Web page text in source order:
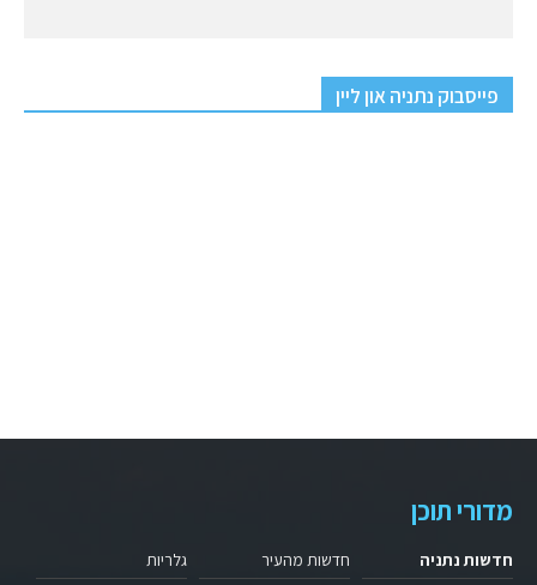
פייסבוק נתניה און ליין
מדורי תוכן
חדשות נתניה
חדשות מהעיר
גלריות